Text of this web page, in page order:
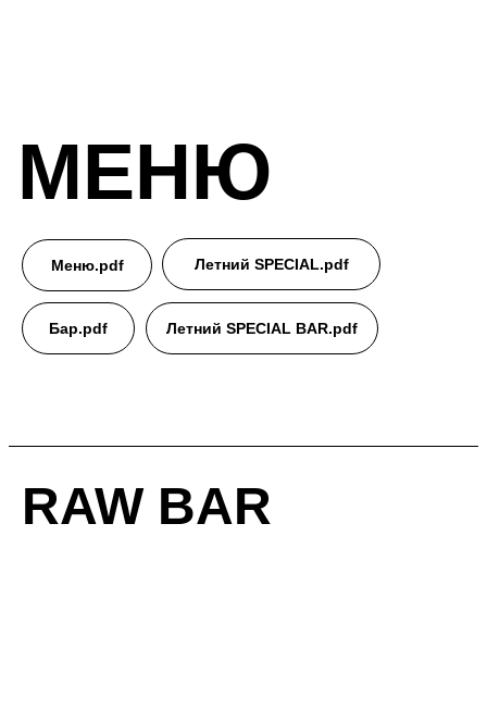
МЕНЮ
Меню.pdf
Бар.pdf Летний SPECIAL BAR.pdf
Летний SPECIAL.pdf
RAW BAR